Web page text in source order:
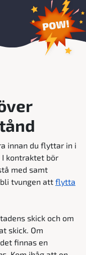
innan du flyttar in i
I kontraktet bör
med samt
tvungen att flytta
skick och om
skick. Om
finnas en